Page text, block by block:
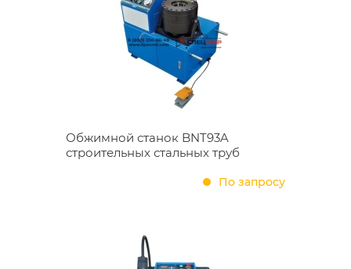
Обжимной станок BNT93A
строительных стальных труб
По запросу